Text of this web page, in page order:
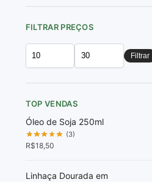
FILTRAR PREÇOS
Filtrar
TOP VENDAS
Óleo de Soja 250ml
(3)
R$18,50
Linhaça Dourada em